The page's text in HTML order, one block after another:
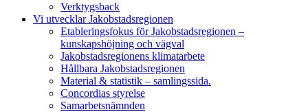
Verktygsback
Vi utvecklar Jakobstadsregionen
Etableringsfokus för Jakobstadsregionen –
kunskapshöjning och vägval
Jakobstadsregionens klimatarbete
Hållbara Jakobstadsregionen
Material & statistik – samlingssida.
Concordias styrelse
Samarbetsnämnden